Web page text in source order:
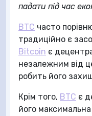
падати під час
BTC часто
традиційно є
Bitcoin є
незалежним від
робить його
Крім того, BTC є
його максимальна